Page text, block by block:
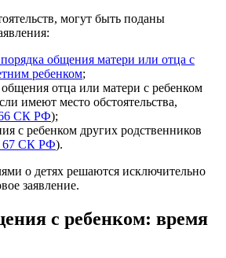
могут быть поданы
общения матери или отца с
ребенком;
отца или матери с ребенком
имеют место обстоятельства,
СК РФ);
с ребенком других родственников
67 СК РФ).
о детях решаются исключительно
заявление.
с ребенком: время